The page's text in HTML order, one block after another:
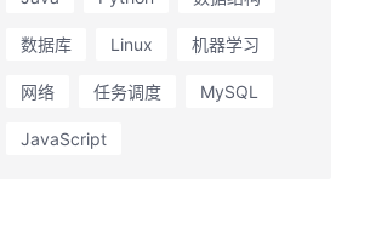
数据库 Linux 机器学习
网络 任务调度 MySQL
JavaScript